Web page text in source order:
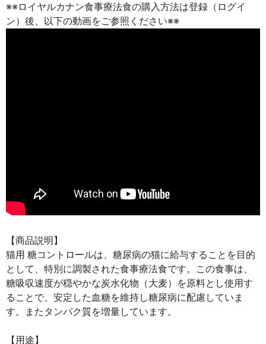
※※ロイヤルカナン食事療法食の購入方法は登録（ログイ
ン）後、以下の動画をご参照ください※※
【商品説明】
猫用 糖コントロールは、糖尿病の猫に給与することを目的
として、特別に調製された食事療法食です。この食事は、
糖吸収速度が穏やかな炭水化物（大麦）を原料とし使用す
ることで、安定した血糖を維持し糖尿病に配慮していま
す。またタンパク質を増量しています。
【用途】